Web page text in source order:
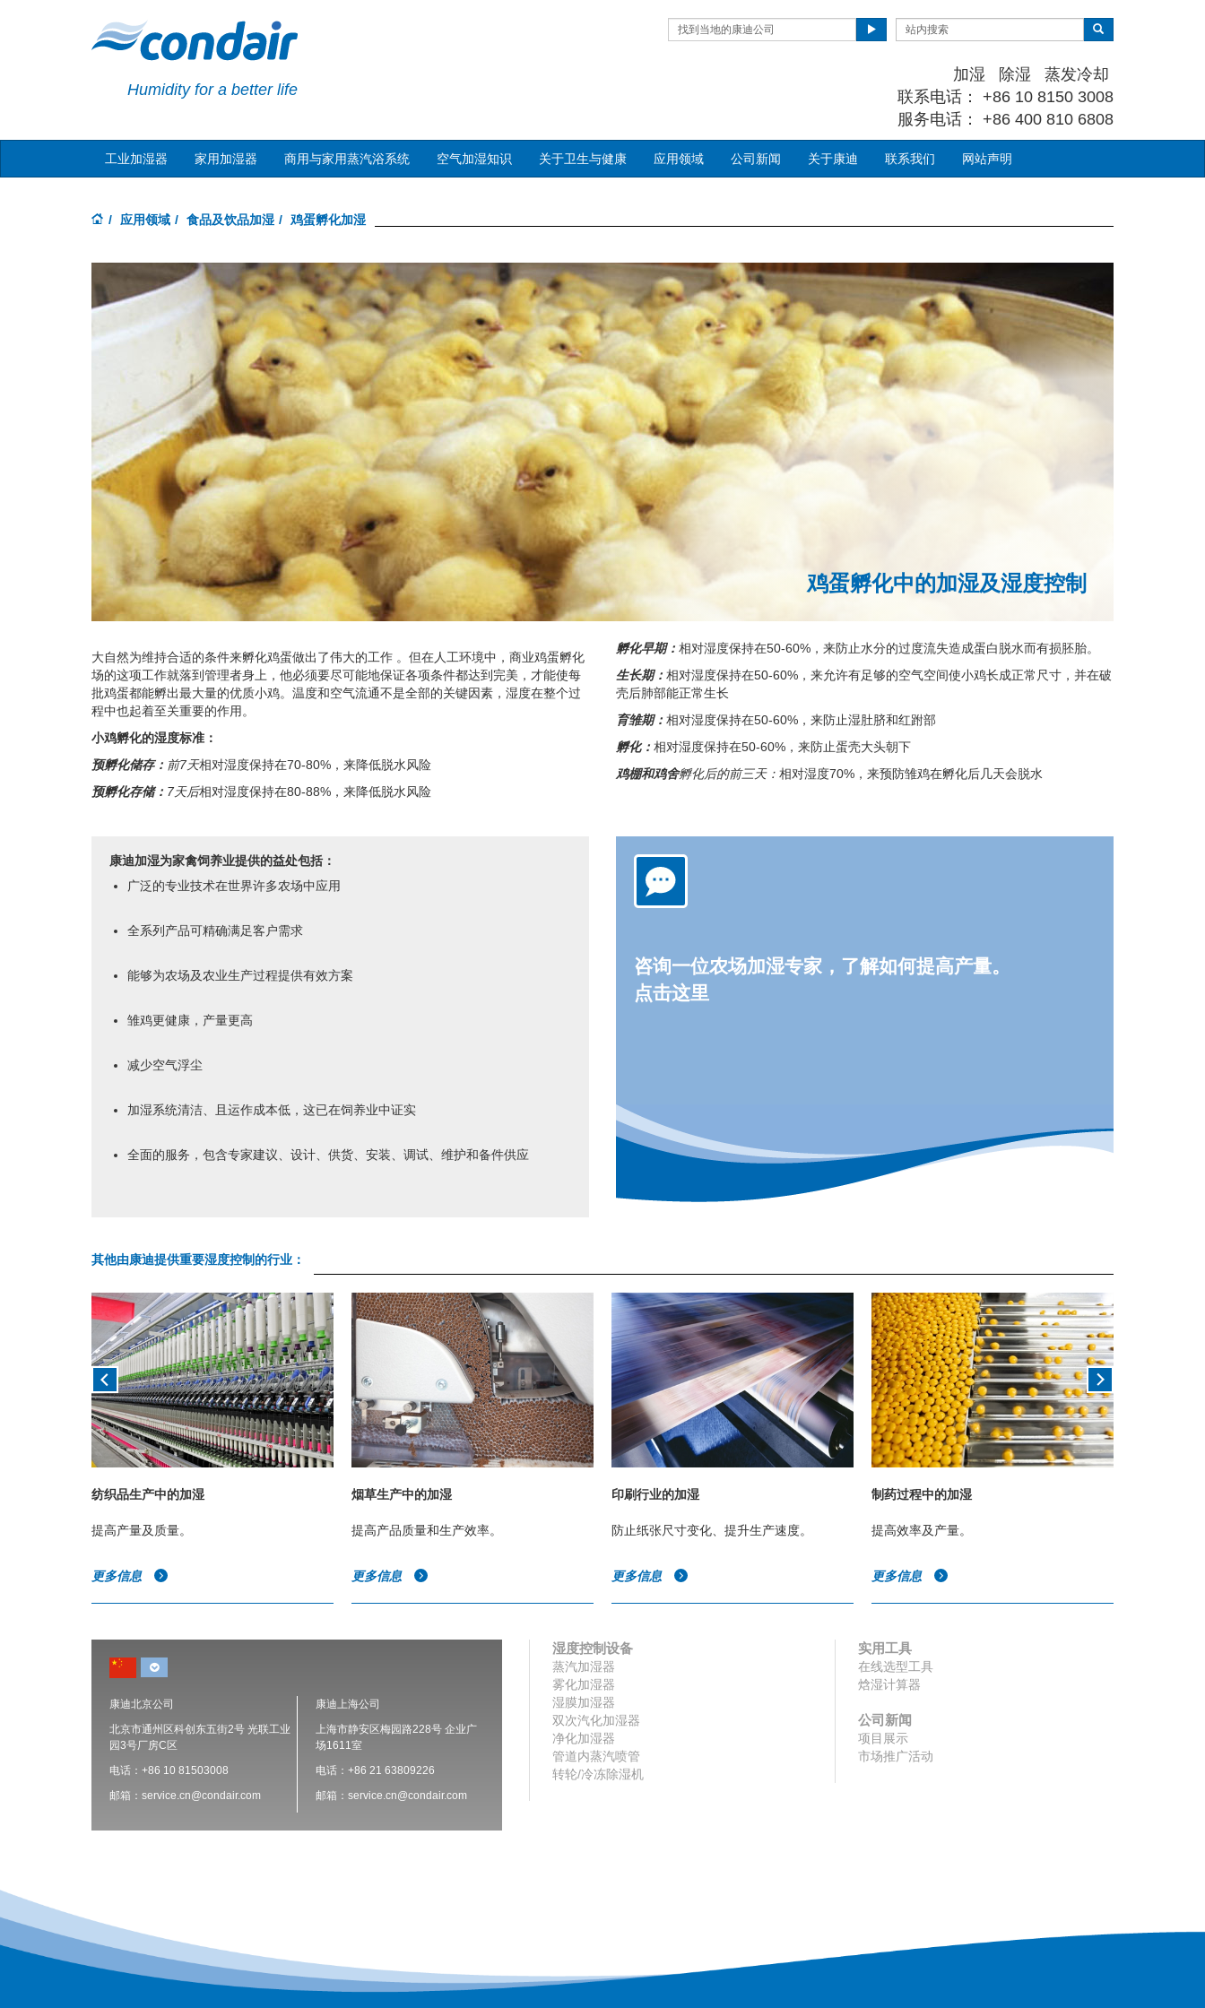
找到当地的康迪公司
加湿 除湿 蒸发冷却
联系电话： +86 10 8150 3008
服务电话： +86 400 810 6808
Humidity for a better life
工业加湿器 家用加湿器 商用与家用蒸汽浴系统 空气加湿知识 关于卫生与健康 应用领域 公司新闻 关于康迪 联系我们 网站声明
应用领域 食品及饮品加湿 鸡蛋孵化加湿
鸡蛋孵化中的加湿及湿度控制
大自然为维持合适的条件来孵化鸡蛋做出了伟大的工作 。但在人工环境中，商业鸡蛋孵化
场的这项工作就落到管理者身上，他必须要尽可能地保证各项条件都达到完美，才能使每
批鸡蛋都能孵出最大量的优质小鸡。温度和空气流通不是全部的关键因素，湿度在整个过
程中也起着至关重要的作用。
小鸡孵化的湿度标准：
预孵化储存： 前7天相对湿度保持在70-80%，来降低脱水风险
预孵化存储： 7天后相对湿度保持在80-88%，来降低脱水风险
孵化早期： 相对湿度保持在50-60% ，来防止水分的过度流失造成蛋白脱水而有损胚胎。
生长期： 相对湿度保持在50-60%，来允许有足够的空气空间使小鸡长成正常尺寸，并在破
壳后肺部能正常生长
育雏期： 相对湿度保持在50-60%，来防止湿肚脐和红跗部
孵化： 相对湿度保持在50-60%，来防止蛋壳大头朝下
鸡棚和鸡舍孵化后的前三天： 相对湿度70%，来预防雏鸡在孵化后几天会脱水
康迪加湿为家禽饲养业提供的益处包括：
广泛的专业技术在世界许多农场中应用
全系列产品可精确满足客户需求
能够为农场及农业生产过程提供有效方案
雏鸡更健康，产量更高
减少空气浮尘
加湿系统清洁、且运作成本低，这已在饲养业中证实
全面的服务，包含专家建议、设计、供货、安装、调试、维护和备件供应
咨询一位农场加湿专家，了解如何提高产量。
点击这里
其他由康迪提供重要湿度控制的行业：
纺织品生产中的加湿
提高产量及质量。
更多信息
烟草生产中的加湿
提高产品质量和生产效率。
更多信息
印刷行业的加湿
防止纸张尺寸变化、提升生产速度。
更多信息
制药过程中的加湿
提高效率及产量。
更多信息
康迪北京公司
北京市通州区科创东五街2号 光联工业
园3号厂房C区
电话：+86 10 81503008
邮箱：service.cn@condair.com
康迪上海公司
上海市静安区梅园路228号 企业广
场1611室
电话：+86 21 63809226
邮箱：service.cn@condair.com
湿度控制设备
蒸汽加湿器
雾化加湿器
湿膜加湿器
双次汽化加湿器
净化加湿器
管道内蒸汽喷管
转轮/冷冻除湿机
实用工具
在线选型工具
焓湿计算器
公司新闻
项目展示
市场推广活动